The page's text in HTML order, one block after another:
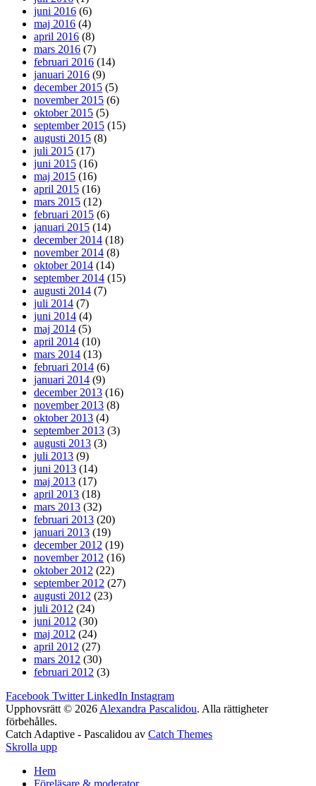
juni 2016 (6)
maj 2016 (4)
april 2016 (8)
mars 2016 (7)
februari 2016 (14)
januari 2016 (9)
december 2015 (5)
november 2015 (6)
oktober 2015 (5)
september 2015 (15)
augusti 2015 (8)
juli 2015 (17)
juni 2015 (16)
maj 2015 (16)
april 2015 (16)
mars 2015 (12)
februari 2015 (6)
januari 2015 (14)
december 2014 (18)
november 2014 (8)
oktober 2014 (14)
september 2014 (15)
augusti 2014 (7)
juli 2014 (7)
juni 2014 (4)
maj 2014 (5)
april 2014 (10)
mars 2014 (13)
februari 2014 (6)
januari 2014 (9)
december 2013 (16)
november 2013 (8)
oktober 2013 (4)
september 2013 (3)
augusti 2013 (3)
juli 2013 (9)
juni 2013 (14)
maj 2013 (17)
april 2013 (18)
mars 2013 (32)
februari 2013 (20)
januari 2013 (19)
december 2012 (19)
november 2012 (16)
oktober 2012 (22)
september 2012 (27)
augusti 2012 (23)
juli 2012 (24)
juni 2012 (30)
maj 2012 (24)
april 2012 (27)
mars 2012 (30)
februari 2012 (3)
Facebook Twitter LinkedIn Instagram
Upphovsrätt © 2026 Alexandra Pascalidou. Alla rättigheter
förbehålles.
Catch Adaptive - Pascalidou av Catch Themes
Skrolla upp
Hem